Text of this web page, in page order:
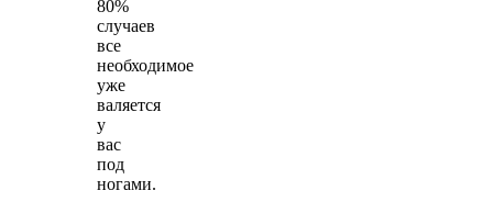
80%
случаев
все
необходимое
уже
валяется
у
вас
под
ногами.